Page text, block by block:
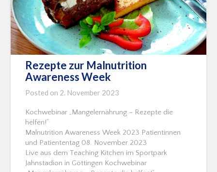
Rezepte zur Malnutrition
Awareness Week
Posted on 2. November 2023
Kochwebinar „Mangelernährung – Rezepte die
helfen!“
Malnutrition Awareness Week 2023 Patientinnen
und Patiententag 08. November 2023
Live aus dem Teaching Kitchen im Sportpark
Jahnstadion in Göttingen Kochwebinar